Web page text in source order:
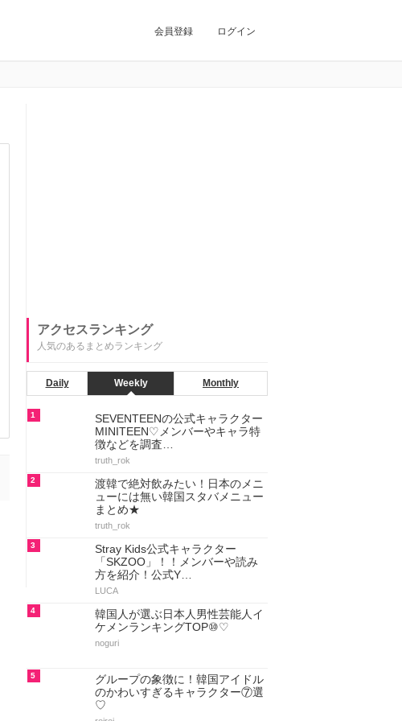
会員登録 ログイン
アクセスランキング
人気のあるまとめランキング
Daily Weekly Monthly
1
SEVENTEENの公式キャラクター
MINITEEN♡メンバーやキャラ特
徴などを調査…
truth_rok
2
渡韓で絶対飲みたい！日本のメニ
ューには無い韓国スタバメニュー
まとめ★
truth_rok
3
Stray Kids公式キャラクター
「SKZOO」！！メンバーや読み
方を紹介！公式Y…
LUCA
4
韓国人が選ぶ日本人男性芸能人イ
ケメンランキングTOP⑩♡
noguri
5
グループの象徴に！韓国アイドル
のかわいすぎるキャラクター⑦選
♡